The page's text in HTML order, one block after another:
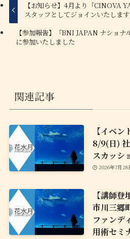
【お知らせ】4月より「CINOVA
スタッフとしてジョインいたします
【参加報告】「BNI JAPAN ナショナ
に参加いたしました
関連記事
【イベン
8/9(日)
スカッシ
2026年7月28
【講師
市川三郷
ファンデ
用術セミ